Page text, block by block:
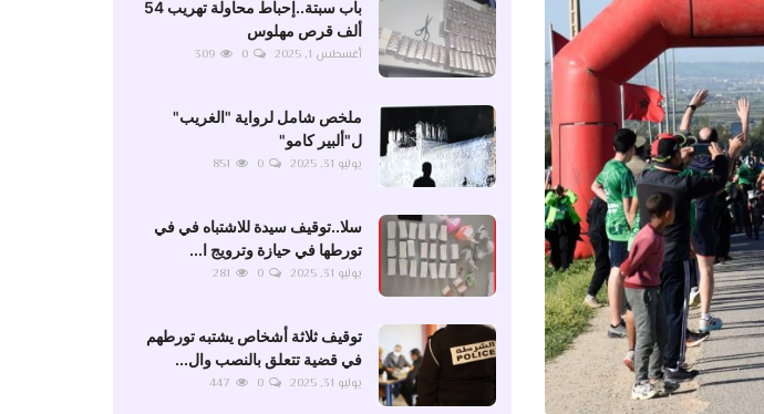
باب سبتة..إحباط محاولة تهريب 54
ألف قرص مهلوس
أغسطس 1, 2025
0
309
ملخص شامل لرواية "الغريب"
ل"ألبير كامو"
يوليو 31, 2025
0
851
سلا..توقيف سيدة للاشتباه في في
تورطها في حيازة وترويج ا...
يوليو 31, 2025
0
281
توقيف ثلاثة أشخاص يشتبه تورطهم
في قضية تتعلق بالنصب وال...
يوليو 31, 2025
0
447